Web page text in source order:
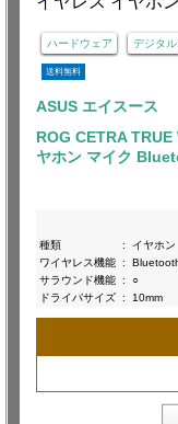
ハードウェア デジタ
送料無料
ASUS エイスース
ROG CETRA
ヤホン マイク
種類
:
イヤホン
ワイヤレス機能 :
サラウンド機能 :
○
ドライバサイズ : 10mm